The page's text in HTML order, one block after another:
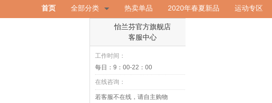
首页 全部分类 热卖单品 2020年春夏新品 运动专区
怡兰芬官方旗舰店
客服中心
工作时间：
每日：9：00-22：00
在线咨询：
若客服不在线，请自主购物